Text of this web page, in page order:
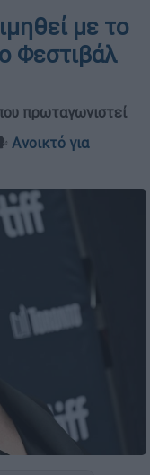
με το
Φεστιβάλ
πρωταγωνιστεί
Ανοικτό για